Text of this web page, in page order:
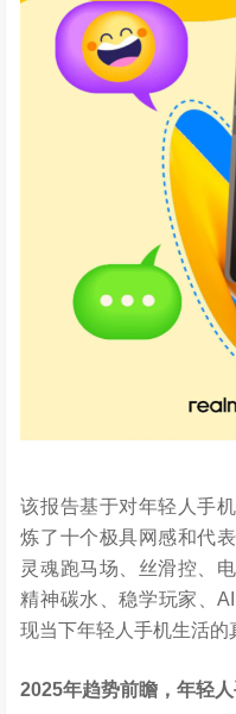
该报告基于对年轻人手
炼了十个极具网感和代
灵魂跑马场、丝滑控、
精神碳水、稳学玩家、
现当下年轻人手机生活的
2025年趋势前瞻，年轻